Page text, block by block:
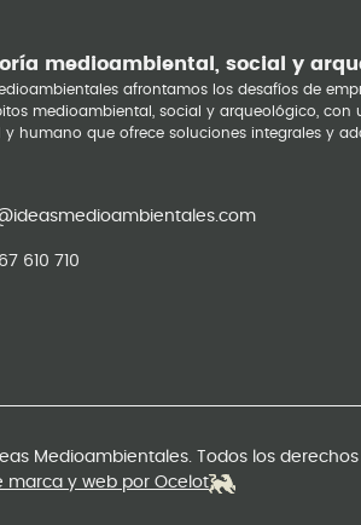
medioambiental, social y
afrontamos los desafíos de
medioambiental, social y arqueológico, con
y humano que ofrece soluciones integrales y
610 710
Medioambientales. Todos los
marca y web por Ocelot